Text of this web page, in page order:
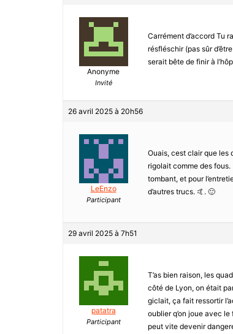
Anonyme
Invité
Carrément d’accord Tu
résfléschir (pas sûr
serait bête de finir à
26 avril 2025 à 20h56
LeEnzo
Participant
Ouais, cest clair que les
rigolait comme des
tombant, et pour
d’autres trucs. 🤙. 🙂
29 avril 2025 à 7h51
patatra
Participant
T’as bien raison, les
côté de Lyon, on était
giclait, ça fait ressortir
oublier q’on joue avec
peut vite devenir